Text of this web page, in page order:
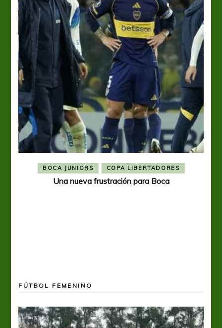
BOCA JUNIORS COPA LIBERTADORES
Una nueva frustración para Boca
FÚTBOL FEMENINO